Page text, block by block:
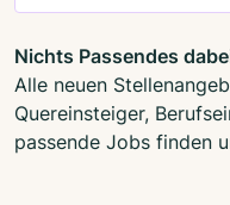
Nichts Passendes
Alle neuen
Quereinsteiger,
passende Jobs finden